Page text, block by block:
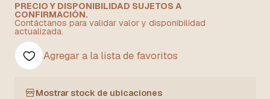
PRECIO Y DISPONIBILIDAD SUJETOS A
CONFIRMACIÓN.
Contáctanos para validar valor y disponibilidad
actualizada.
Agregar a la lista de favoritos
Mostrar stock de ubicaciones